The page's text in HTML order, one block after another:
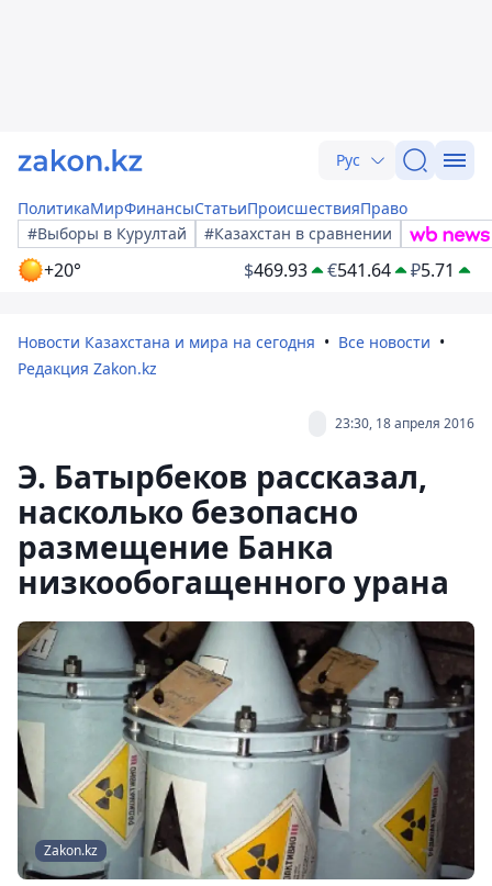
Рус
ПолитикаМирФинансыСтатьиПроисшествияПраво
#Выборы в Курултай
#Казахстан в сравнении
+20° $469.93 €541.64 ₽5.71
Новости Казахстана и мира на сегодня
Все новости
Редакция Zakon.kz
23:30, 18 апреля 2016
Э. Батырбеков рассказал,
насколько безопасно
размещение Банка
низкообогащенного урана
Zakon.kz